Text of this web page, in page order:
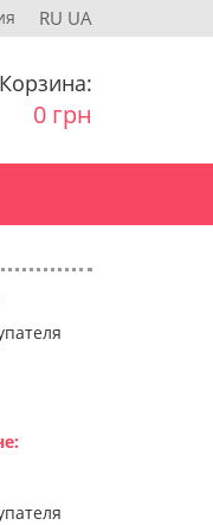
RU UA
Корзина:
0 грн